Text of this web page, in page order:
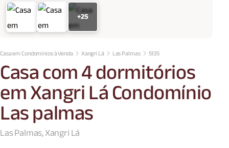
+25
Casa em Condomínios à Venda Xangri Lá Las Palmas 5135
Casa com 4 dormitórios
em Xangri Lá Condomínio
Las palmas
Las Palmas, Xangri Lá